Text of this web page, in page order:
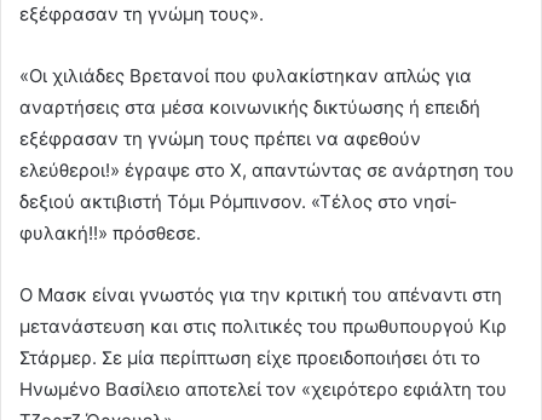
εξέφρασαν τη γνώμη τους».
«Οι χιλιάδες Βρετανοί που φυλακίστηκαν απλώς για
αναρτήσεις στα μέσα κοινωνικής δικτύωσης ή επειδή
εξέφρασαν τη γνώμη τους πρέπει να αφεθούν
ελεύθεροι!» έγραψε στο X, απαντώντας σε ανάρτηση του
δεξιού ακτιβιστή Τόμι Ρόμπινσον. «Τέλος στο νησί-
φυλακή!!» πρόσθεσε.
Ο Μασκ είναι γνωστός για την κριτική του απέναντι στη
μετανάστευση και στις πολιτικές του πρωθυπουργού Κιρ
Στάρμερ. Σε μία περίπτωση είχε προειδοποιήσει ότι το
Ηνωμένο Βασίλειο αποτελεί τον «χειρότερο εφιάλτη του